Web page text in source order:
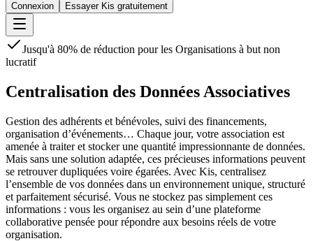
Connexion Essayer Kis gratuitement
Jusqu'à 80% de réduction pour les Organisations à but non
lucratif
Centralisation des Données Associatives
Gestion des adhérents et bénévoles, suivi des financements,
organisation d’événements… Chaque jour, votre association est
amenée à traiter et stocker une quantité impressionnante de données.
Mais sans une solution adaptée, ces précieuses informations peuvent
se retrouver dupliquées voire égarées. Avec Kis, centralisez
l’ensemble de vos données dans un environnement unique, structuré
et parfaitement sécurisé. Vous ne stockez pas simplement ces
informations : vous les organisez au sein d’une plateforme
collaborative pensée pour répondre aux besoins réels de votre
organisation.